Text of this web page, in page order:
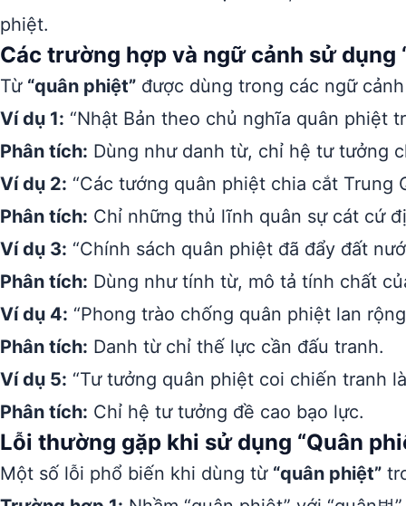
phiệt.
Các trường hợp và ngữ cảnh sử dụng
Từ “quân phiệt” được dùng trong các ngữ
Ví dụ 1: “Nhật Bản theo chủ nghĩa quân phiệt
Phân tích: Dùng như danh từ, chỉ hệ tư tưởng
Ví dụ 2: “Các tướng quân phiệt chia cắt Trung
Phân tích: Chỉ những thủ lĩnh quân sự cát cứ
Ví dụ 3: “Chính sách quân phiệt đã đẩy đất
Phân tích: Dùng như tính từ, mô tả tính chất
Ví dụ 4: “Phong trào chống quân phiệt lan
Phân tích: Danh từ chỉ thế lực cần đấu tranh.
Ví dụ 5: “Tư tưởng quân phiệt coi chiến tranh
Phân tích: Chỉ hệ tư tưởng đề cao bạo lực.
Lỗi thường gặp khi sử dụng “Quân
Một số lỗi phổ biến khi dùng từ “quân phiệt”